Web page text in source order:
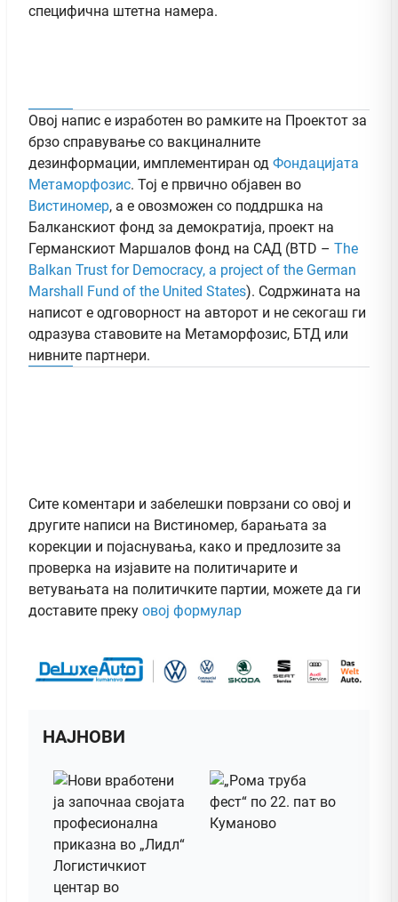
специфична штетна намера.
Овој напис е изработен во рамките на Проектот за
брзо справување со вакциналните
дезинформации, имплементиран од Фондацијата
Метаморфозис. Тој е првично објавен во
Вистиномер, а e овозможен со поддршка на
Балканскиот фонд за демократија, проект на
Германскиот Маршалов фонд на САД (BTD – The
Balkan Trust for Democracy, a project of the German
Marshall Fund of the United States). Содржината на
написот е одговорност на авторот и не секогаш ги
одразува ставовите на Метаморфозис, БТД или
нивните партнери.
Сите коментари и забелешки поврзани со овој и
другите написи на Вистиномер, барањата за
корекции и појаснувања, како и предлозите за
проверка на изјавите на политичарите и
ветувањата на политичките партии, можете да ги
доставите преку овој формулар
НАЈНОВИ